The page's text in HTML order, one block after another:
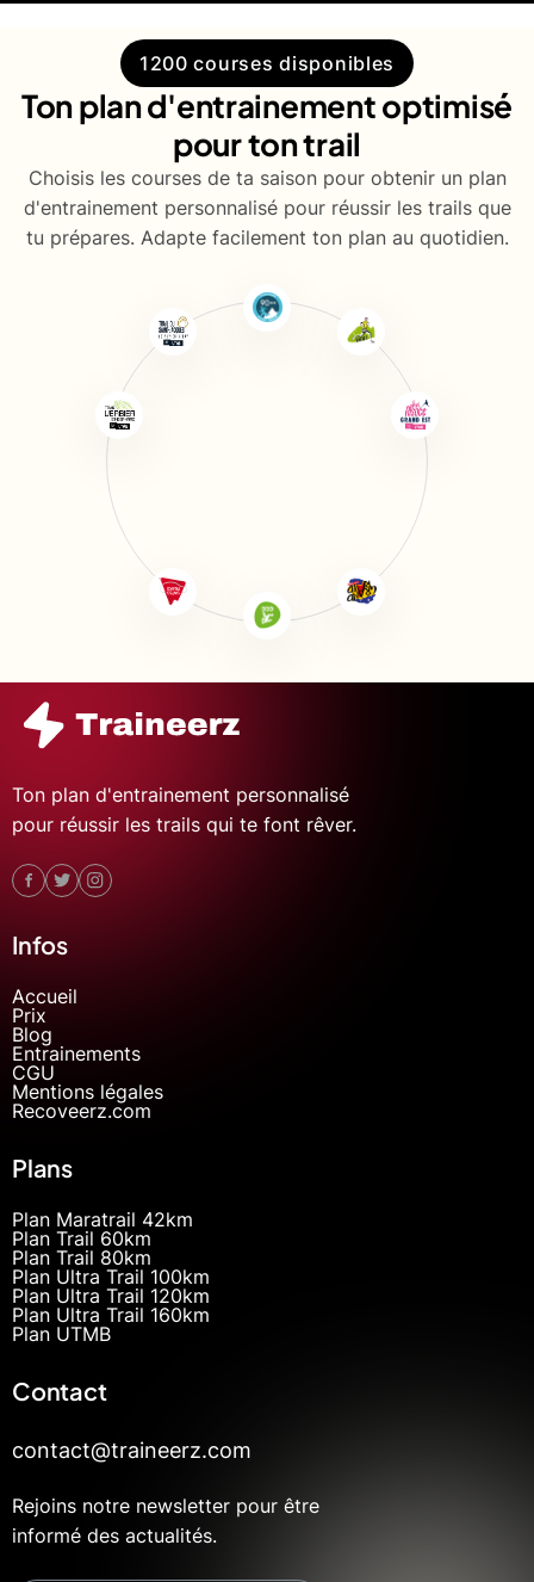
1200 courses disponibles
Ton plan d'entrainement optimisé
pour ton trail
Choisis les courses de ta saison pour obtenir un plan
d'entrainement personnalisé pour réussir les trails que
tu prépares. Adapte facilement ton plan au quotidien.
Ton plan d'entrainement personnalisé
pour réussir les trails qui te font rêver.
Infos
Accueil
Prix
Blog
Entrainements
CGU
Mentions légales
Recoveerz.com
Plans
Plan Maratrail 42km
Plan Trail 60km
Plan Trail 80km
Plan Ultra Trail 100km
Plan Ultra Trail 120km
Plan Ultra Trail 160km
Plan UTMB
Contact
contact@traineerz.com
Rejoins notre newsletter pour être
informé des actualités.